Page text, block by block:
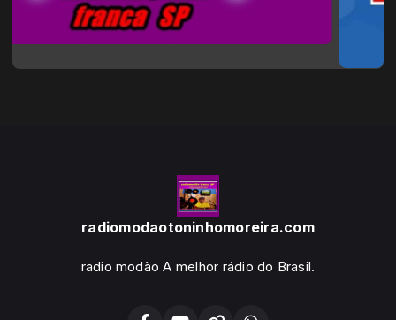
radiomodaotoninhomoreira.com
radio modão A melhor rádio do Brasil.